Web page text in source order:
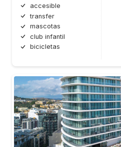
accesible
transfer
mascotas
club infantil
bicicletas